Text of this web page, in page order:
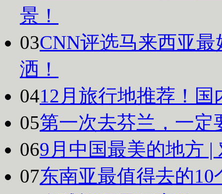
景！
03CNN评选马来西亚
洒！
0412月旅行地推荐！
05第一次去芬兰，一定
069月中国最美的地方
07东南亚最值得去的